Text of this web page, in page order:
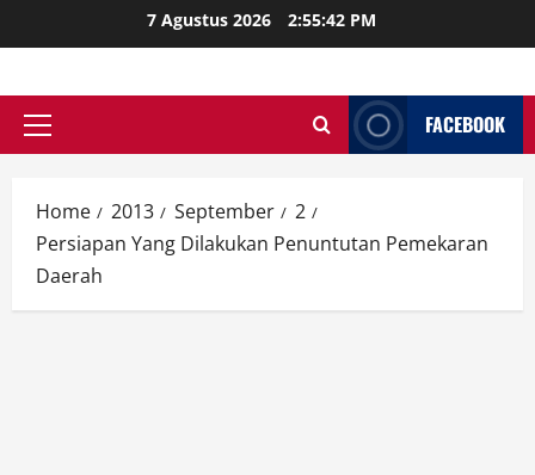
to
7 Agustus 2026 2:55:43 PM
Primary
FACEBOOK
Home 2013 September
2
Persiapan Yang Dilakukan Penuntutan Pemekaran
Daerah